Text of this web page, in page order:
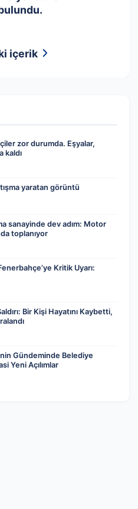
içerik
zor durumda. Eşyalar,
kaldı
yaratan görüntü
sanayinde dev adım: Motor
toplanıyor
Kritik Uyarı:
Bir Kişi Hayatını Kaybetti,
Gündeminde Belediye
Yeni Açılımlar